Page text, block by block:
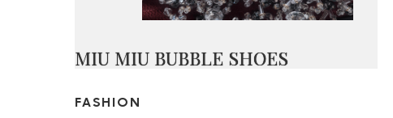
MIU MIU BUBBLE SHOES
FASHION